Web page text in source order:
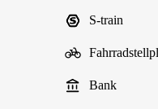
S-train
Bank